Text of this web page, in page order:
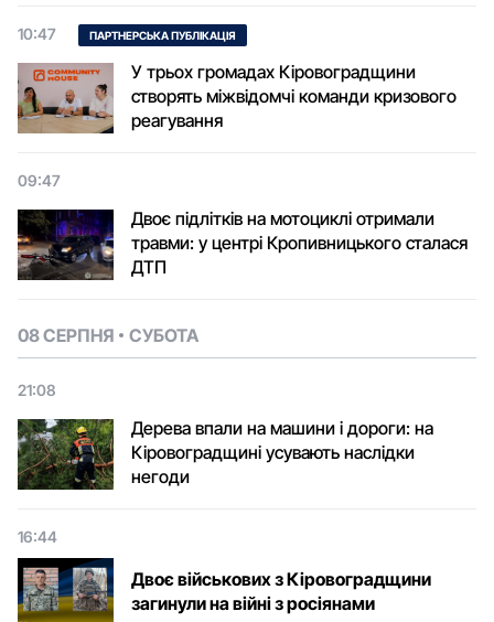
10:47 ПАРТНЕРСЬКА ПУБЛІКАЦІЯ
У трьох громадах Кіровоградщини
створять міжвідомчі команди кризового
реагування
09:47
Двоє підлітків на мотоциклі отримали
травми: у центрі Кропивницького сталася
ДТП
08 СЕРПНЯ СУБОТА
21:08
Дерева впали на машини і дороги: на
Кіровоградщині усувають наслідки
негоди
16:44
Двоє військових з Кіровоградщини
загинули на війні з росіянами